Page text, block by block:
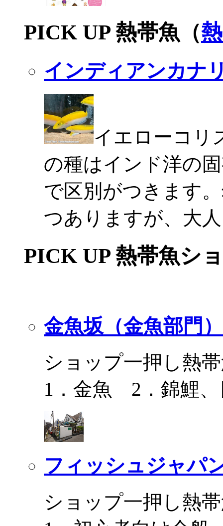
PICK UP 熱帯魚（
インディアンカナ
イエローコリ
の種はインド洋の
で区別がつきます
つありますが、大
PICK UP 熱帯魚シ
金魚坂（金魚部門）
ショップ一押し熱
1．金魚 2．錦鯉、
フィッシュジャパ
ショップ一押し熱